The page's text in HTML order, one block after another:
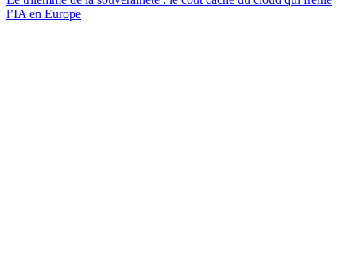
l’IA en Europe